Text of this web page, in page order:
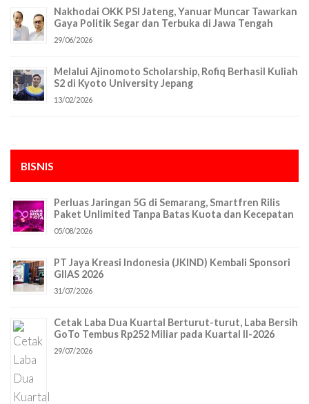
Nakhodai OKK PSI Jateng, Yanuar Muncar Tawarkan
Gaya Politik Segar dan Terbuka di Jawa Tengah
29/06/2026
Melalui Ajinomoto Scholarship, Rofiq Berhasil Kuliah
S2 di Kyoto University Jepang
13/02/2026
BISNIS
Perluas Jaringan 5G di Semarang, Smartfren Rilis
Paket Unlimited Tanpa Batas Kuota dan Kecepatan
05/08/2026
PT Jaya Kreasi Indonesia (JKIND) Kembali Sponsori
GIIAS 2026
31/07/2026
Cetak Laba Dua Kuartal Berturut-turut, Laba Bersih
GoTo Tembus Rp252 Miliar pada Kuartal II-2026
29/07/2026